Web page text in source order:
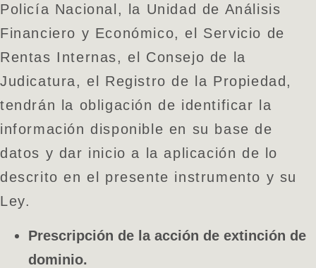
Policía Nacional, la Unidad de Análisis
Financiero y Económico, el Servicio de
Rentas Internas, el Consejo de la
Judicatura, el Registro de la Propiedad,
tendrán la obligación de identificar la
información disponible en su base de
datos y dar inicio a la aplicación de lo
descrito en el presente instrumento y su
Ley.
Prescripción de la acción de extinción de
dominio.